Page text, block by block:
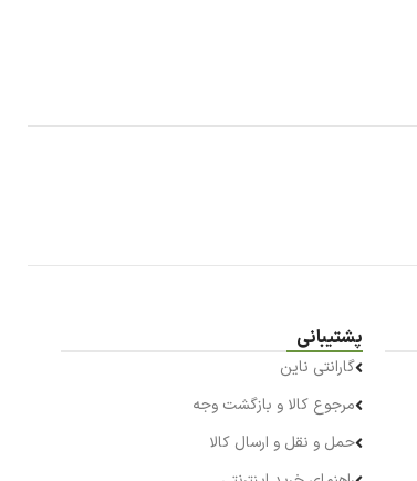
پشتیبانی
گارانتی ناین
مرجوع کالا و بازگشت وجه
حمل و نقل و ارسال کالا